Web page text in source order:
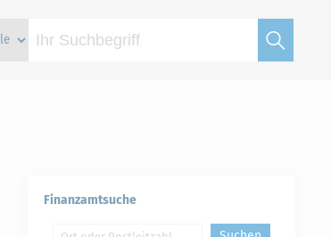
Finanzamtsuche